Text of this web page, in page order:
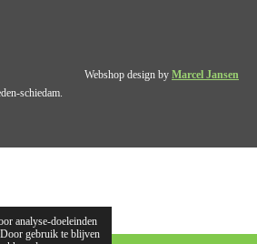
analyse-doeleinden
gebruik te blijven
Webshop design by Marcel Jansen
schiedam.